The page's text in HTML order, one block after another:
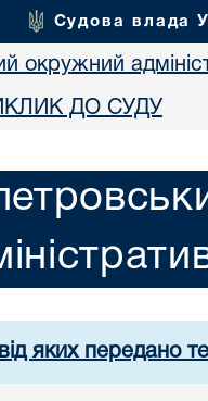
Судова влада
окружний
ДО СУДУ
яких передано